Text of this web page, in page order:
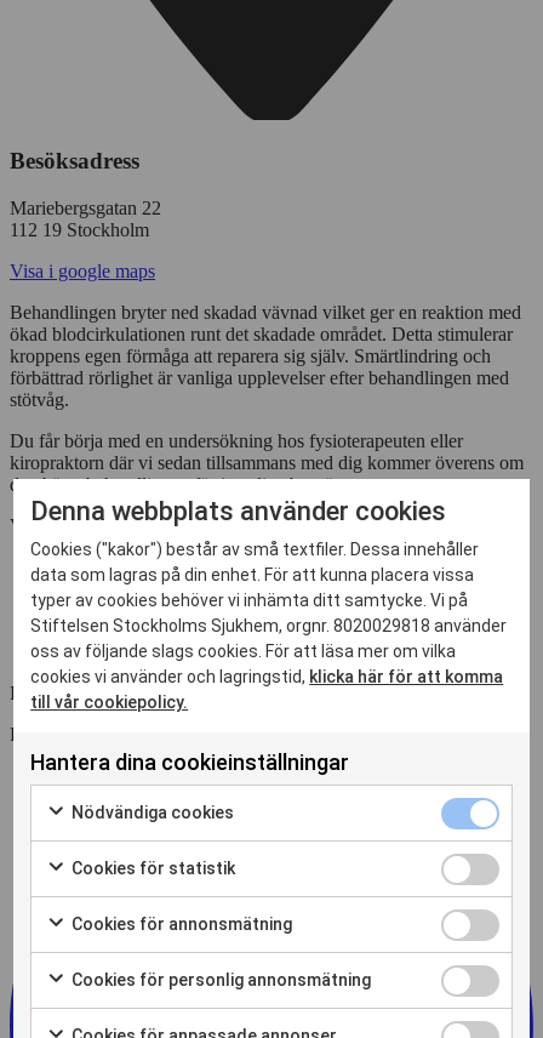
Besöksadress
Mariebergsgatan 22
112 19 Stockholm
Visa i google maps
Behandlingen bryter ned skadad vävnad vilket ger en reaktion med
ökad blodcirkulationen runt det skadade området. Detta stimulerar
kroppens egen förmåga att reparera sig själv. Smärtlindring och
förbättrad rörlighet är vanliga upplevelser efter behandlingen med
stötvåg.
Du får börja med en undersökning hos fysioterapeuten eller
kiropraktorn där vi sedan tillsammans med dig kommer överens om
den bästa behandlingen för just dina besvär.
Välkommen att boka tid för ett första besök och en bedömning.
Dela sidan
Dela sidan
Denna webbplats använder cookies
Cookies ("kakor") består av små textfiler. Dessa innehåller
data som lagras på din enhet. För att kunna placera vissa
typer av cookies behöver vi inhämta ditt samtycke. Vi på
Stiftelsen Stockholms Sjukhem, orgnr. 8020029818 använder
oss av följande slags cookies. För att läsa mer om vilka
cookies vi använder och lagringstid, klicka här för att komma
till vår cookiepolicy.
Hantera dina cookieinställningar
Nödvändiga cookies
Markera
för
samtycka
till
användning
av
Nödvändiga
cookies
kryssruta
Cookies för statistik
Markera
för
samtycka
till
användning
av
Cookies
för
statistik
kryssruta
Cookies för annonsmätning
Markera
för
samtycka
Cookies
för
kryssruta
Cookies för personlig annonsmätning
Markera
för
Cookies
för
personlig
Cookies